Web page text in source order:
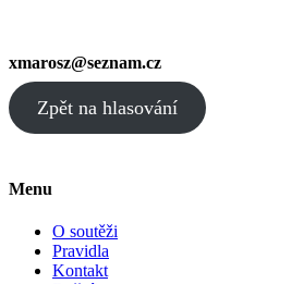
xmarosz@seznam.cz
Zpět na hlasování
Menu
O soutěži
Pravidla
Kontakt